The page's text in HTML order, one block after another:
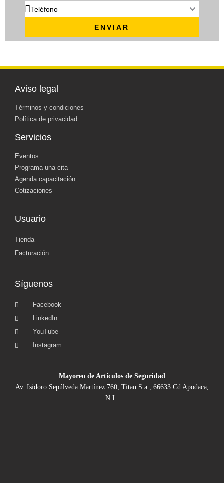
ENVIAR
Aviso legal
Términos y condiciones
Política de privacidad
Servicios
Eventos
Programa una cita
Agenda capacitación
Cotizaciones
Usuario
Tienda
Facturación
Síguenos
Facebook
LinkedIn
YouTube
Instagram
Mayoreo de Artículos de Seguridad
Av. Isidoro Sepúlveda Martínez 760, Titan S.a., 66633 Cd Apodaca,
N.L.